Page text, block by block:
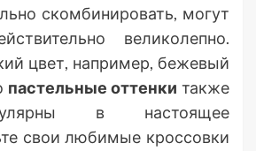
скомбинировать, могут
великолепно.
цвет, например, бежевый
пастельные оттенки также
в настоящее
свои любимые кроссовки